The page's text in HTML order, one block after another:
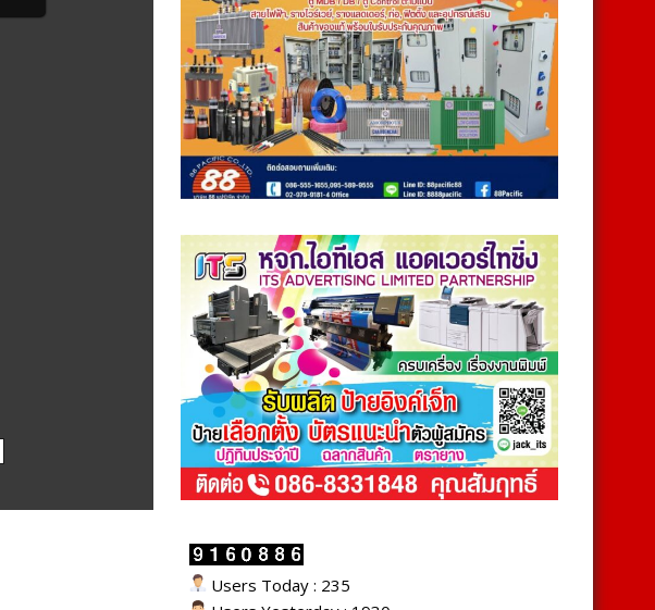
Users Today : 235